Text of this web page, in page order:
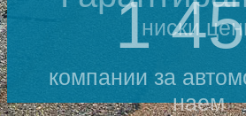
1
компании за
наем
ниски